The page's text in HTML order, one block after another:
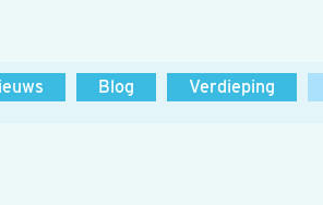
Blog Verdieping